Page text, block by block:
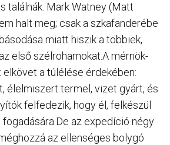
találnák. Mark Watney (Matt
halt meg; csak a szkafanderébe
miatt hiszik a többiek,
első szélrohamokat.A mérnök-
elkövet a túlélése érdekében:
élelmiszert termel, vizet gyárt, és
felfedezik, hogy él, felkészül
az expedíció négy
az ellenséges bolygó